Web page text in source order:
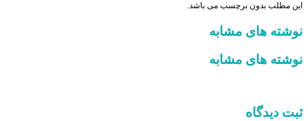
این مطلب بدون برچسب می باشد.
نوشته های مشابه
نوشته های مشابه
ثبت دیدگاه